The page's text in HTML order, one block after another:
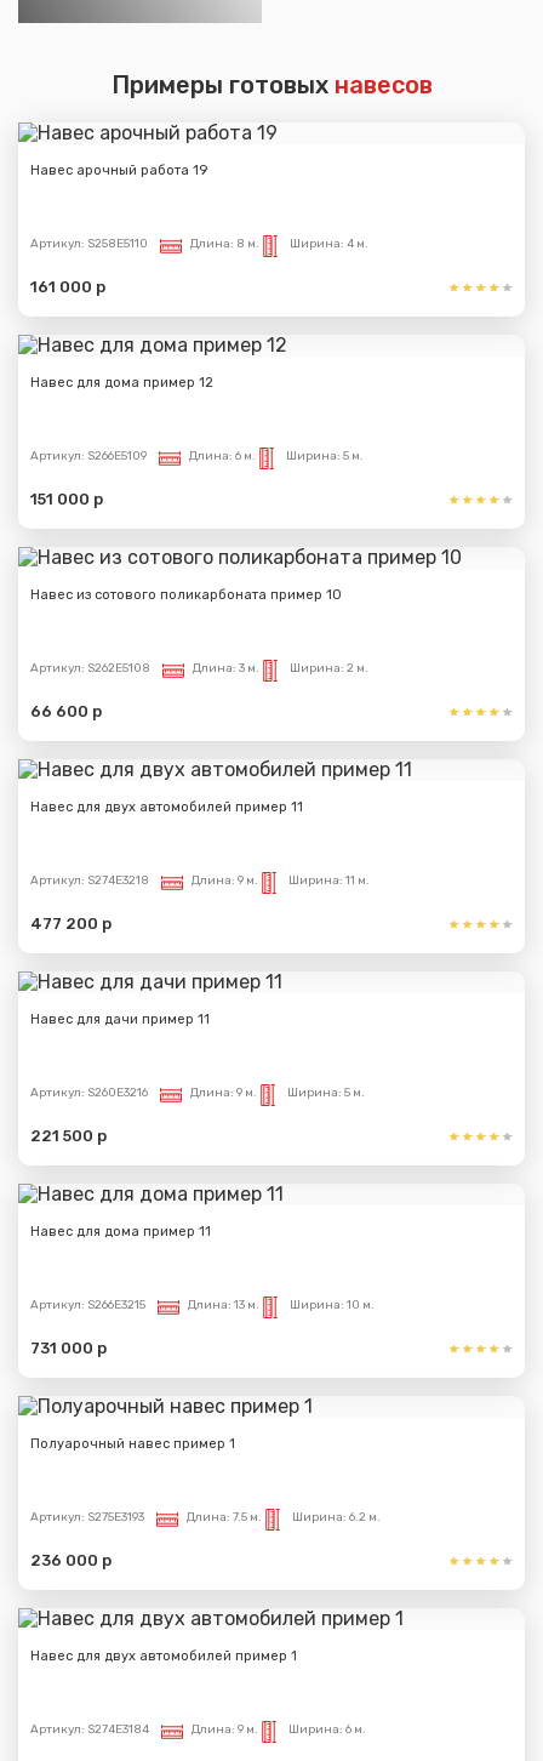
Примеры готовых навесов
Навес арочный работа 19
Артикул: S258E5110 Длина: 8 м. Ширина: 4 м.
161 000 р
Навес для дома пример 12
Артикул: S266E5109 Длина: 6 м. Ширина: 5 м.
151 000 р
Навес из сотового поликарбоната пример 10
Артикул: S262E5108 Длина: 3 м. Ширина: 2 м.
66 600 р
Навес для двух автомобилей пример 11
Артикул: S274E3218 Длина: 9 м. Ширина: 11 м.
477 200 р
Навес для дачи пример 11
Артикул: S260E3216 Длина: 9 м. Ширина: 5 м.
221 500 р
Навес для дома пример 11
Артикул: S266E3215 Длина: 13 м. Ширина: 10 м.
731 000 р
Полуарочный навес пример 1
Артикул: S275E3193 Длина: 7.5 м. Ширина: 6.2 м.
236 000 р
Навес для двух автомобилей пример 1
Артикул: S274E3184 Длина: 9 м. Ширина: 6 м.